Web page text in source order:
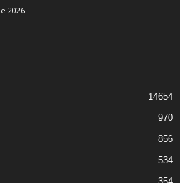
2026
14654
970
856
534